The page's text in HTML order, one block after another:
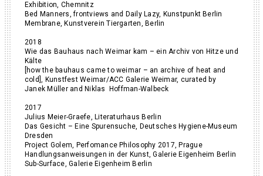
Exhibition, Chemnitz
Bed Manners, frontviews and Daily Lazy, Kunstpunkt Berlin
Membrane, Kunstverein Tiergarten, Berlin
2018
Wie das Bauhaus nach Weimar kam – ein Archiv von Hitze und
Kälte
[how the bauhaus came to weimar – an archive of heat and
cold], Kunstfest Weimar/ACC Galerie Weimar, curated by
Janek Müller and Niklas Hoffman-Walbeck
2017
Julius Meier-Graefe, Literaturhaus Berlin
Das Gesicht – Eine Spurensuche, Deutsches Hygiene-Museum
Dresden
Project Golem, Perfomance Philosophy 2017, Prague
Handlungsanweisungen in der Kunst, Galerie Eigenheim Berlin
Sub-Surface, Galerie Eigenheim Berlin